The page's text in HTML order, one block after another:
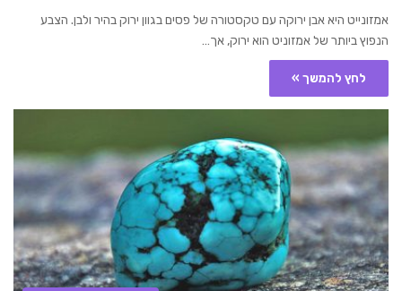
אמזונייט היא אבן ירוקה עם טקסטורה של פסים בגוון ירוק בהיר ולבן. הצבע
הנפוץ ביותר של אמזוניט הוא ירוק, אך…
לחץ להמשך »